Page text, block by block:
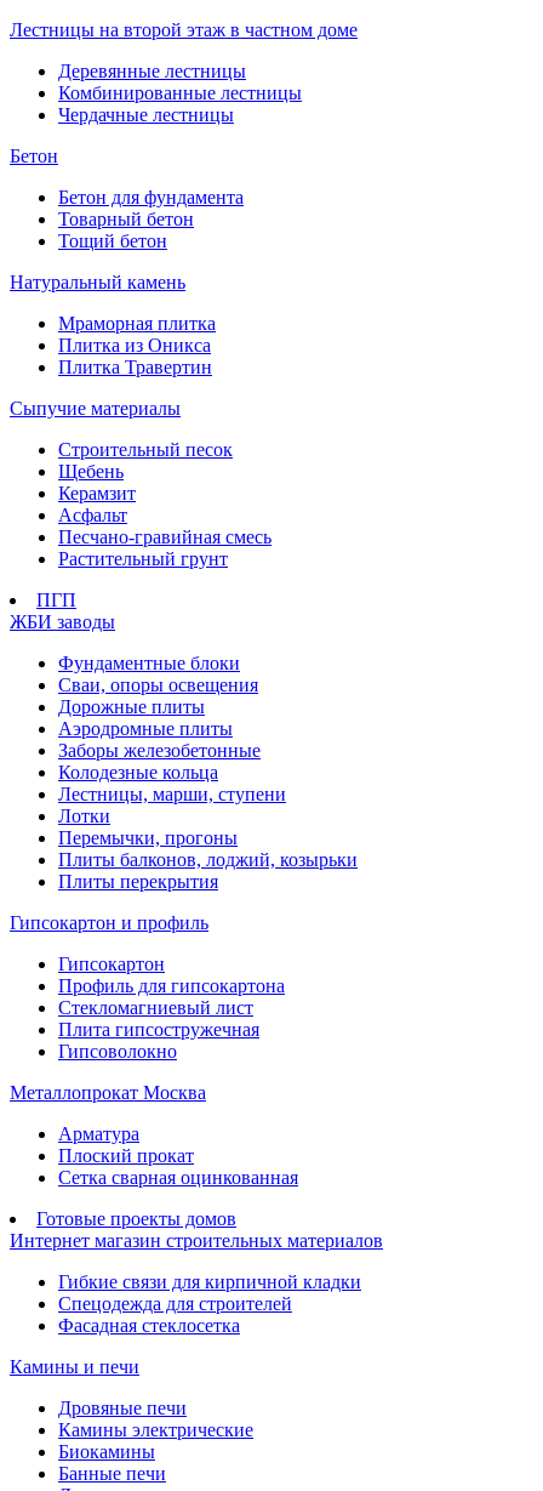
Лестницы на второй этаж в частном доме
Деревянные лестницы
Комбинированные лестницы
Чердачные лестницы
Бетон
Бетон для фундамента
Товарный бетон
Тощий бетон
Натуральный камень
Мраморная плитка
Плитка из Оникса
Плитка Травертин
Сыпучие материалы
Строительный песок
Щебень
Керамзит
Асфальт
Песчано-гравийная смесь
Растительный грунт
ПГП
ЖБИ заводы
Фундаментные блоки
Сваи, опоры освещения
Дорожные плиты
Аэродромные плиты
Заборы железобетонные
Колодезные кольца
Лестницы, марши, ступени
Лотки
Перемычки, прогоны
Плиты балконов, лоджий, козырьки
Плиты перекрытия
Гипсокартон и профиль
Гипсокартон
Профиль для гипсокартона
Стекломагниевый лист
Плита гипсостружечная
Гипсоволокно
Металлопрокат Москва
Арматура
Плоский прокат
Сетка сварная оцинкованная
Готовые проекты домов
Интернет магазин строительных материалов
Гибкие связи для кирпичной кладки
Спецодежда для строителей
Фасадная стеклосетка
Камины и печи
Дровяные печи
Камины электрические
Биокамины
Банные печи